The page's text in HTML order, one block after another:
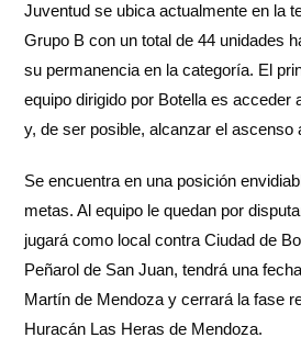
Juventud se ubica actualmente en la
Grupo B con un total de 44 unidades
su permanencia en la categoría. El
equipo dirigido por Botella es acceder
y, de ser posible, alcanzar el ascenso
Se encuentra en una posición
metas. Al equipo le quedan por
jugará como local contra Ciudad de
Peñarol de San Juan, tendrá una
Martín de Mendoza y cerrará la fase
Huracán Las Heras de Mendoza.